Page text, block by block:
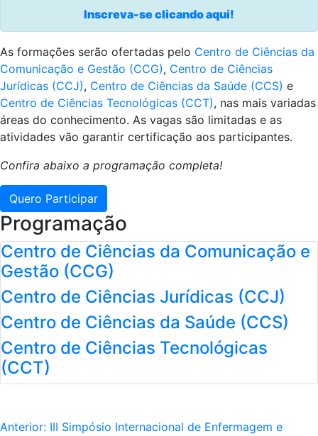
Inscreva-se clicando aqui!
As formações serão ofertadas pelo Centro de Ciências da
Comunicação e Gestão (CCG), Centro de Ciências
Jurídicas (CCJ), Centro de Ciências da Saúde (CCS) e
Centro de Ciências Tecnológicas (CCT), nas mais variadas
áreas do conhecimento. As vagas são limitadas e as
atividades vão garantir certificação aos participantes.
Confira abaixo a programação completa!
Quero Participar
Programação
Centro de Ciências da Comunicação e
Gestão (CCG)
Centro de Ciências Jurídicas (CCJ)
Centro de Ciências da Saúde (CCS)
Centro de Ciências Tecnológicas
(CCT)
Anterior: III Simpósio Internacional de Enfermagem e